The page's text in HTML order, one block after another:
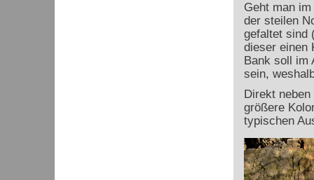
Geht man
der steilen
gefaltet sind
dieser einen
Bank soll im
sein,
Direkt
größere
typischen